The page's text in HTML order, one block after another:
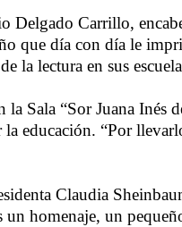
Delgado Carrillo,
que día con día le
la lectura en sus
Sala “Sor Juana Inés
la educación. “Por
Claudia
un homenaje, un